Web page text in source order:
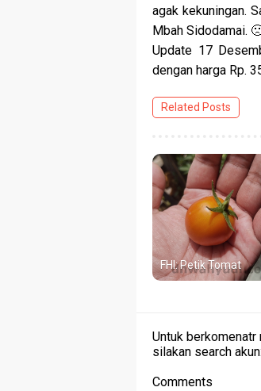
agak kekuningan.
Mbah Sidodamai.
Update 17
dengan harga Rp.
Related Posts
FHI: Petik Tomat
Untuk
silakan search akun:
Comments